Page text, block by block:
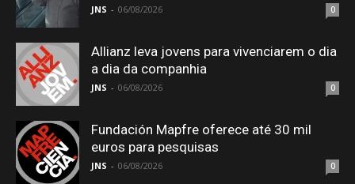
JNS - 06/08/2026 0
Allianz leva jovens para vivenciarem o dia
a dia da companhia
JNS - 06/08/2026 0
Fundación Mapfre oferece até 30 mil
euros para pesquisas
JNS - 06/08/2026 0